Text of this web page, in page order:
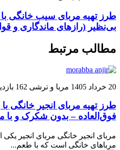
طرز تهیه مربای سیب خانگی
بی‌نظیر (رازهای ماندگاری و
مطالب مرتبط
20 خرداد 1405 مربا و ترشی 162 بازدید
طرز تهیه مربای انجیر خانگی
فوق‌العاده – بدون شکرک و با
مربای انجیر خانگی مربای انجیر یکی
مرباهای خانگی است که با طعم...